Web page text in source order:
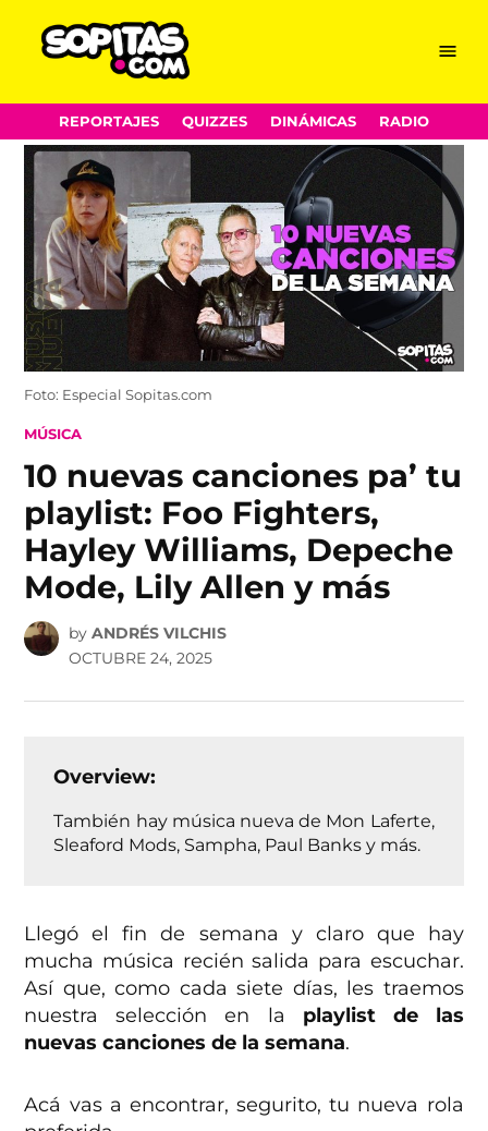
Skip
to
content
Menu
REPORTAJES QUIZZES DINÁMICAS RADIO
Foto: Especial Sopitas.com
POSTED
MÚSICA
10 nuevas canciones pa’ tu
playlist: Foo Fighters,
Hayley Williams, Depeche
Mode, Lily Allen y más
by ANDRÉS VILCHIS
OCTUBRE 24, 2025
Overview:
También hay música nueva de Mon Laferte,
Sleaford Mods, Sampha, Paul Banks y más.
Llegó el fin de semana y claro que hay
mucha música recién salida para escuchar.
Así que, como cada siete días, les traemos
nuestra selección en la playlist de las
nuevas canciones de la semana.
Acá vas a encontrar, segurito, tu nueva rola